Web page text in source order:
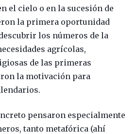
el cielo o en la sucesión de
la primera oportunidad
los números de la
agrícolas,
de las primeras
la motivación para
pensaron especialmente
tanto metafórica (ahí